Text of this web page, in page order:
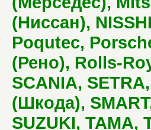
(Ниссан),
Poqutec,
(Рено), Rolls-
SCANIA,
(Шкода),
SUZUKI, TAMA,